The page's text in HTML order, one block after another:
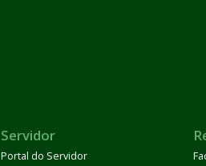
Servidor
Portal do Servidor